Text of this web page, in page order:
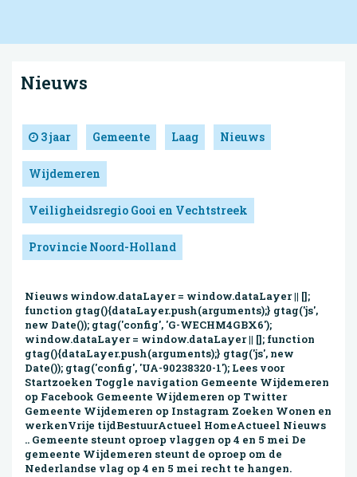
Nieuws
3 jaar Gemeente Laag Nieuws
Wijdemeren
Veiligheidsregio Gooi en Vechtstreek
Provincie Noord-Holland
Nieuws window.dataLayer = window.dataLayer || [];
function gtag(){dataLayer.push(arguments);} gtag('js',
new Date()); gtag('config', 'G-WECHM4GBX6');
window.dataLayer = window.dataLayer || []; function
gtag(){dataLayer.push(arguments);} gtag('js', new
Date()); gtag('config', 'UA-90238320-1'); Lees voor
Startzoeken Toggle navigation Gemeente Wijdemeren
op Facebook Gemeente Wijdemeren op Twitter
Gemeente Wijdemeren op Instagram Zoeken Wonen en
werkenVrije tijdBestuurActueel HomeActueel Nieuws
.. Gemeente steunt oproep vlaggen op 4 en 5 mei De
gemeente Wijdemeren steunt de oproep om de
Nederlandse vlag op 4 en 5 mei recht te hangen.